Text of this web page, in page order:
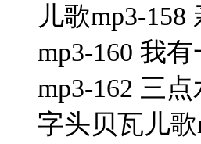
儿歌mp3-
mp3-160 我
mp3-162 三
字头贝瓦儿